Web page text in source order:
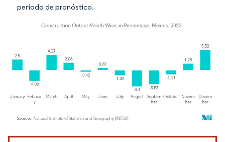
período de pronóstico.
Imagen © Mordor Intelligence. El uso requiere atribución según CC BY 4.0.